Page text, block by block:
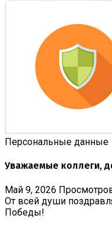
Персональные данные
Уважаемые коллеги,
Май 9, 2026
От всей души
Победы!